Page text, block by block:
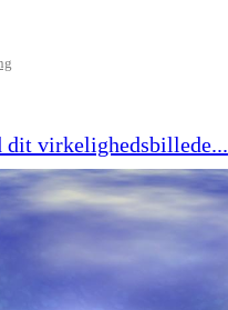
virkelighedsbillede...